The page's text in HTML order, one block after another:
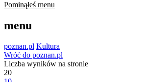
Pominąłeś menu
menu
poznan.pl Kultura
Wróć do poznan.pl
Liczba wyników na stronie
20